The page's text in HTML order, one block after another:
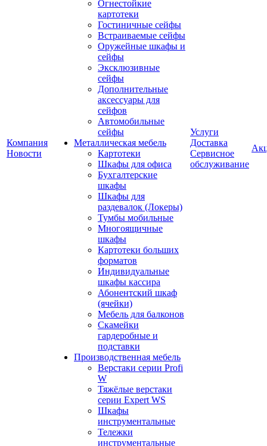
Компания
Новости
Огнестойкие
картотеки
Гостиничные сейфы
Встраиваемые сейфы
Оружейные шкафы и
сейфы
Эксклюзивные
сейфы
Дополнительные
аксессуары для
сейфов
Автомобильные
сейфы
Металлическая мебель
Картотеки
Шкафы для офиса
Бухгалтерские
шкафы
Шкафы для
раздевалок (Локеры)
Тумбы мобильные
Многоящичные
шкафы
Картотеки больших
форматов
Индивидуальные
шкафы кассира
Абонентский шкаф
(ячейки)
Мебель для балконов
Скамейки
гардеробные и
подставки
Производственная мебель
Верстаки серии Profi
W
Тяжёлые верстаки
серии Expert WS
Шкафы
инструментальные
Тележки
инструментальные
Услуги
Доставка
Сервисное
обслуживание